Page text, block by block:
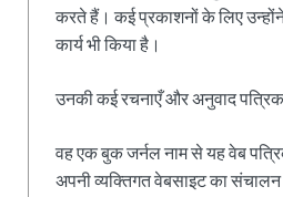
करते हैं। कई प्रकाशनों के लिए
कार्य भी किया है।
उनकी कई रचनाएँ और अनुवाद
वह एक बुक जर्नल नाम से यह वेब
अपनी व्यक्तिगत वेबसाइट का